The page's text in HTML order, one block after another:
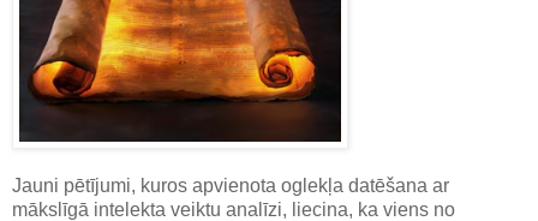
Jauni pētījumi, kuros apvienota oglekļa datēšana ar
mākslīgā intelekta veiktu analīzi, liecina, ka viens no